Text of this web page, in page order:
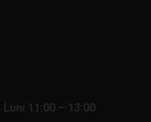
11:00 – 13:00